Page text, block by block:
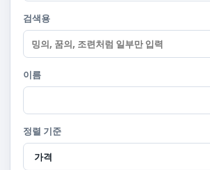
검색용
이름
정렬 기준